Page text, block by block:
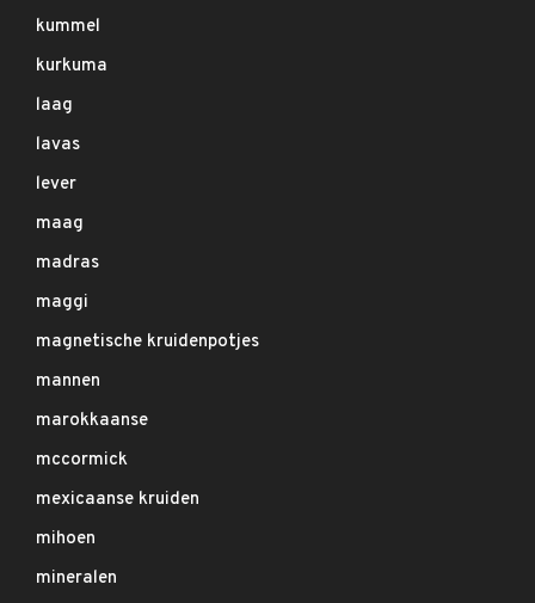
kummel
kurkuma
laag
lavas
lever
maag
madras
maggi
magnetische kruidenpotjes
mannen
marokkaanse
mccormick
mexicaanse kruiden
mihoen
mineralen